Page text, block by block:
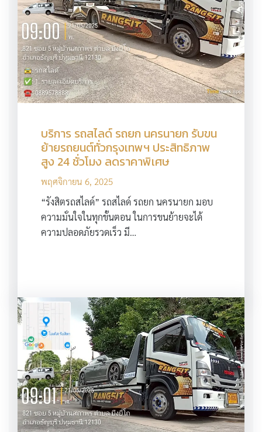
บริการ รถสไลด์ รถยก นครนายก รับขน
ย้ายรถยนต์ทั่วกรุงเทพฯ ประสิทธิภาพ
สูง 24 ชั่วโมง ลดราคาพิเศษ
พฤศจิกายน 6, 2025
“รังสิตรถสไลด์” รถสไลด์ รถยก นครนายก มอบ
ความมั่นใจในทุกขั้นตอน ในการขนย้ายจะได้
ความปลอดภัยรวดเร็ว มี…